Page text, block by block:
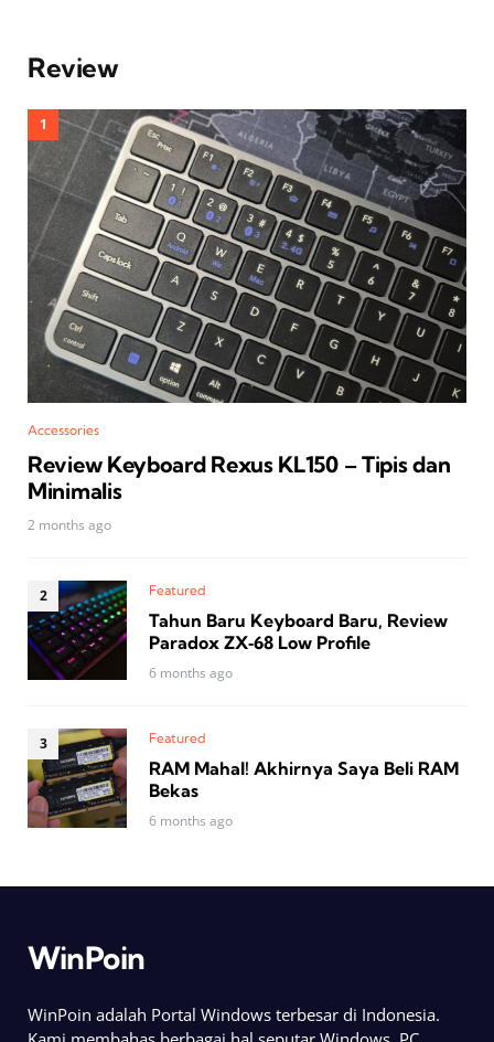
Review
Accessories
Review Keyboard Rexus KL150 – Tipis dan
Minimalis
2 months ago
Featured
Tahun Baru Keyboard Baru, Review
Paradox ZX‑68 Low Profile
6 months ago
Featured
RAM Mahal! Akhirnya Saya Beli RAM
Bekas
6 months ago
WinPoin
WinPoin adalah Portal Windows terbesar di Indonesia.